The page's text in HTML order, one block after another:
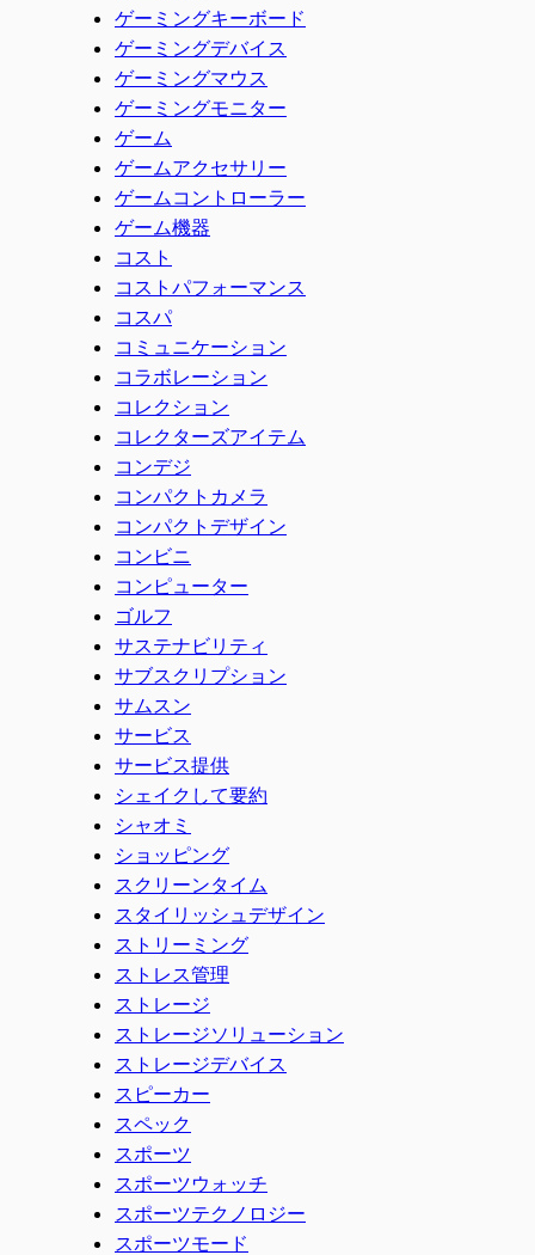
ゲーミングキーボード
ゲーミングデバイス
ゲーミングマウス
ゲーミングモニター
ゲーム
ゲームアクセサリー
ゲームコントローラー
ゲーム機器
コスト
コストパフォーマンス
コスパ
コミュニケーション
コラボレーション
コレクション
コレクターズアイテム
コンデジ
コンパクトカメラ
コンパクトデザイン
コンビニ
コンピューター
ゴルフ
サステナビリティ
サブスクリプション
サムスン
サービス
サービス提供
シェイクして要約
シャオミ
ショッピング
スクリーンタイム
スタイリッシュデザイン
ストリーミング
ストレス管理
ストレージ
ストレージソリューション
ストレージデバイス
スピーカー
スペック
スポーツ
スポーツウォッチ
スポーツテクノロジー
スポーツモード